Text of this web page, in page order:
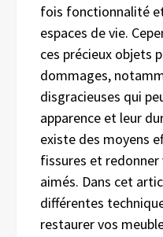
fois fonctionnalité
espaces de vie.
ces précieux objets
dommages,
disgracieuses qui
apparence et leur
existe des moyens
fissures et redonner
aimés. Dans cet
différentes
restaurer vos